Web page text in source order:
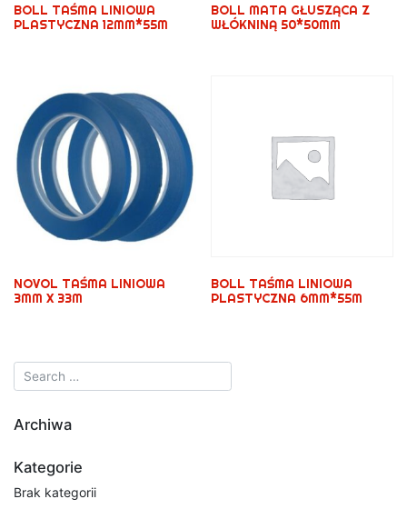
BOLL TAŚMA LINIOWA
PLASTYCZNA 12MM*55M
BOLL MATA GŁUSZĄCA Z
WŁÓKNINĄ 50*50MM
NOVOL TAŚMA LINIOWA
3MM X 33M
BOLL TAŚMA LINIOWA
PLASTYCZNA 6MM*55M
Archiwa
Kategorie
Brak kategorii